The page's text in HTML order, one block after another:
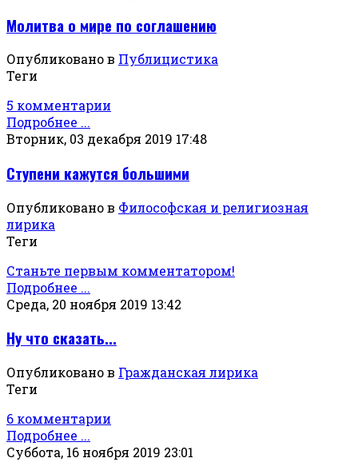
Молитва о мире по соглашению
Опубликовано в Публицистика
Теги
5 комментарии
Подробнее ...
Вторник, 03 декабря 2019 17:48
Ступени кажутся большими
Опубликовано в Философская и религиозная
лирика
Теги
Станьте первым комментатором!
Подробнее ...
Среда, 20 ноября 2019 13:42
Ну что сказать...
Опубликовано в Гражданская лирика
Теги
6 комментарии
Подробнее ...
Суббота, 16 ноября 2019 23:01